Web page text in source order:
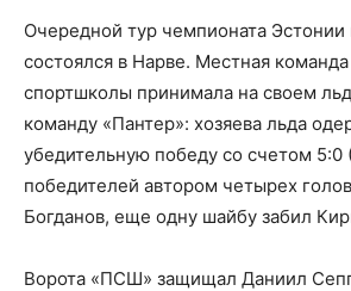
Очередной тур чемпионата
состоялся в Нарве. Местная
спортшколы принимала на своем
команду «Пантер»: хозяева льда
убедительную победу со счетом 5:0
победителей автором четырех
Богданов, еще одну шайбу забил
Ворота «ПСШ» защищал Даниил